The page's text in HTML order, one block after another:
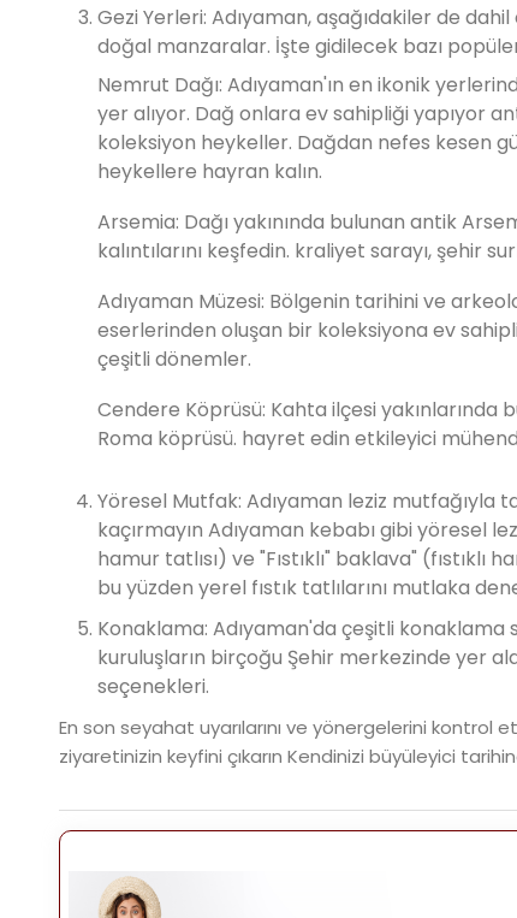
Gezi Yerleri: Adıyaman, aşağıdakiler de
doğal manzaralar. İşte gidilecek bazı
Nemrut Dağı: Adıyaman'ın en ikonik
yer alıyor. Dağ onlara ev sahipliği yapıyor
koleksiyon heykeller. Dağdan nefes kesen
heykellere hayran kalın.
Arsemia: Dağı yakınında bulunan antik
kalıntılarını keşfedin. kraliyet sarayı, şehir
Adıyaman Müzesi: Bölgenin tarihini ve
eserlerinden oluşan bir koleksiyona ev
çeşitli dönemler.
Cendere Köprüsü: Kahta ilçesi
Roma köprüsü. hayret edin etkileyici
Yöresel Mutfak: Adıyaman leziz mutfağıyla
kaçırmayın Adıyaman kebabı gibi yöresel
hamur tatlısı) ve "Fıstıklı" baklava" (fıstıklı
bu yüzden yerel fıstık tatlılarını mutlaka
Konaklama: Adıyaman'da çeşitli
kuruluşların birçoğu Şehir merkezinde yer
seçenekleri.
En son seyahat uyarılarını ve yönergelerini
ziyaretinizin keyfini çıkarın Kendinizi büyüleyici